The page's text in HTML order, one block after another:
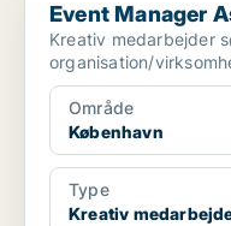
Event Manager
Kreativ medarbejder
organisation/
Område
København
Type
Kreativ